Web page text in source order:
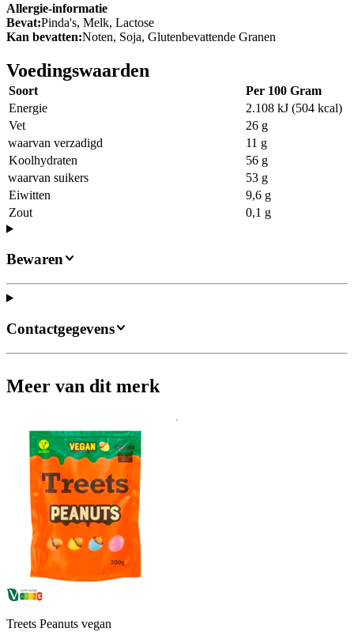
Allergie-informatie
Bevat:Pinda's, Melk, Lactose
Kan bevatten:Noten, Soja, Glutenbevattende Granen
Voedingswaarden
Soort
Per 100 Gram
Energie
2.108 kJ (504 kcal)
Vet
26 g
waarvan verzadigd
11 g
Koolhydraten
56 g
waarvan suikers
53 g
Eiwitten
9,6 g
Zout
0,1 g
Bewaren
Contactgegevens
Meer van dit merk
Treets Peanuts vegan